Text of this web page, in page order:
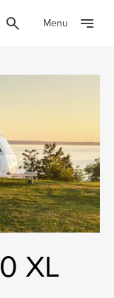
Menu
XL